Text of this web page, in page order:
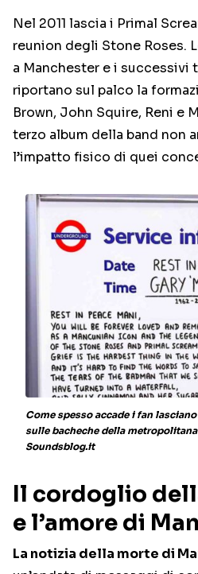
Nel 2011 lascia i Primal
reunion degli Stone Roses.
a Manchester e i successivi
riportano sul palco la
Brown, John Squire, Reni e
terzo album della band non
l’impatto fisico di quei
Come spesso accade i fan
sulle bacheche della
Soundsblog.it
Il cordoglio
e l’amore di
La notizia della morte di